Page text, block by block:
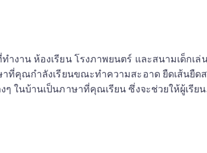
งาน ห้องเรียน โรงภาพยนตร์ และสนามเด็กเล่
ที่คุณกำลังเรียนขณะทำความสะอาด ยืดเส้นยืด
ในบ้านเป็นภาษาที่คุณเรียน ซึ่งจะช่วยให้ผู้เรีย